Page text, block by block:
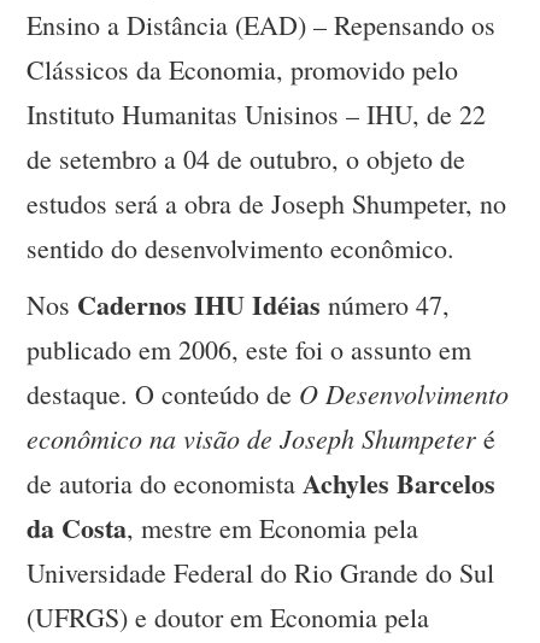
Ensino a Distância (EAD) – Repensando os
Clássicos da Economia, promovido pelo
Instituto Humanitas Unisinos – IHU, de 22
de setembro a 04 de outubro, o objeto de
estudos será a obra de Joseph Shumpeter, no
sentido do desenvolvimento econômico.
Nos Cadernos IHU Idéias número 47,
publicado em 2006, este foi o assunto em
destaque. O conteúdo de O Desenvolvimento
econômico na visão de Joseph Shumpeter é
de autoria do economistaAchyles Barcelos
da Costa, mestre em Economia pela
Universidade Federal do Rio Grande do Sul
(UFRGS) e doutor em Economia pela